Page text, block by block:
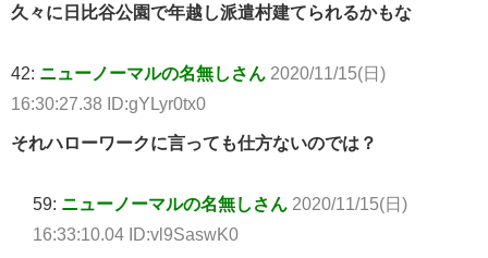
久々に日比谷公園で年越し派遣村建てられるかもな
42: ニューノーマルの名無しさん 2020/11/15(日)
16:30:27.38 ID:gYLyr0tx0
それハローワークに言っても仕方ないのでは？
59: ニューノーマルの名無しさん 2020/11/15(日)
16:33:10.04 ID:vl9SaswK0